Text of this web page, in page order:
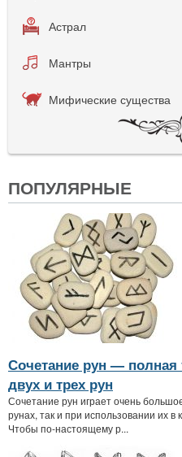
Астрал
Мантры
Мифические существа
ПОПУЛЯРНЫЕ
Сочетание рун — полная
двух и трех рун
Сочетание рун играет очень
рунах, так и при использовании их в
Чтобы по-настоящему р...